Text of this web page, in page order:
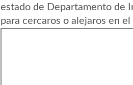
estado de Departamento de
para cercaros o alejaros en el